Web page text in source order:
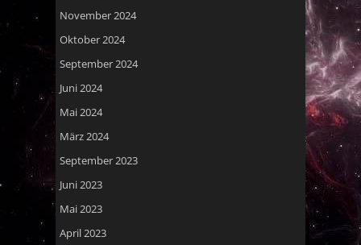
November 2024
Oktober 2024
September 2024
Juni 2024
Mai 2024
März 2024
September 2023
Juni 2023
Mai 2023
April 2023